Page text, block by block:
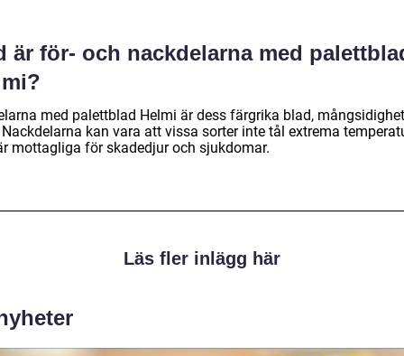
är för- och nackdelarna med
med palettblad Helmi är dess färgrika blad,
kan vara att vissa sorter inte tål extrema
mottagliga för skadedjur och sjukdomar.
Läs fler inlägg här